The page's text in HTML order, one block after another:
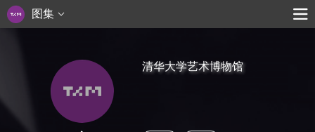
图集
清华大学艺术博物馆